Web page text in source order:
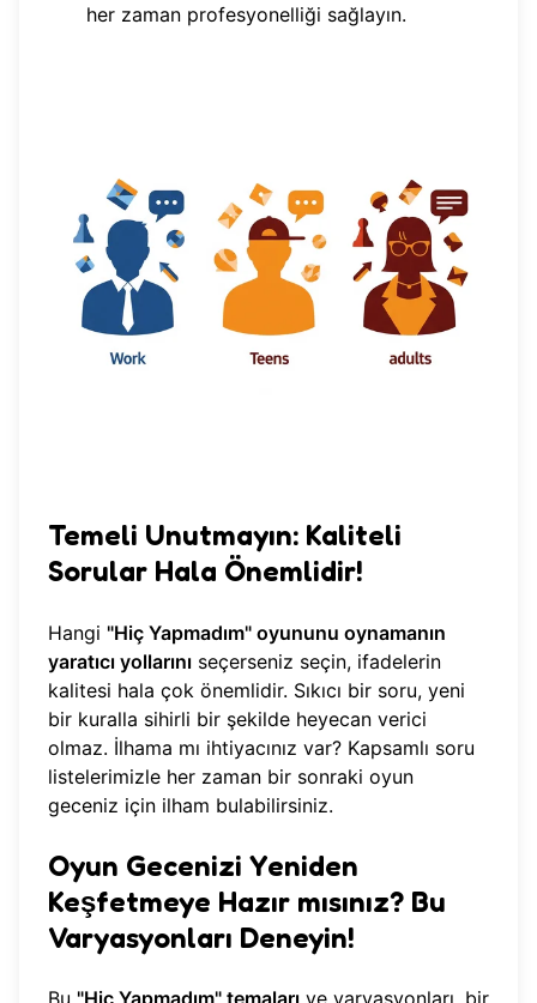
her zaman profesyonelliği sağlayın.
Temeli Unutmayın: Kaliteli
Sorular Hala Önemlidir!
Hangi "Hiç Yapmadım" oyununu oynamanın
yaratıcı yollarını seçerseniz seçin, ifadelerin
kalitesi hala çok önemlidir. Sıkıcı bir soru, yeni
bir kuralla sihirli bir şekilde heyecan verici
olmaz. İlhama mı ihtiyacınız var? Kapsamlı soru
listelerimizle her zaman bir sonraki oyun
geceniz için ilham bulabilirsiniz.
Oyun Gecenizi Yeniden
Keşfetmeye Hazır mısınız? Bu
Varyasyonları Deneyin!
Bu "Hiç Yapmadım" temaları ve varyasyonları, bir